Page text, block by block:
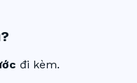
đi kèm.